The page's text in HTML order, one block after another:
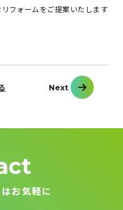
フォームをご提案いたします
Next
お気軽に